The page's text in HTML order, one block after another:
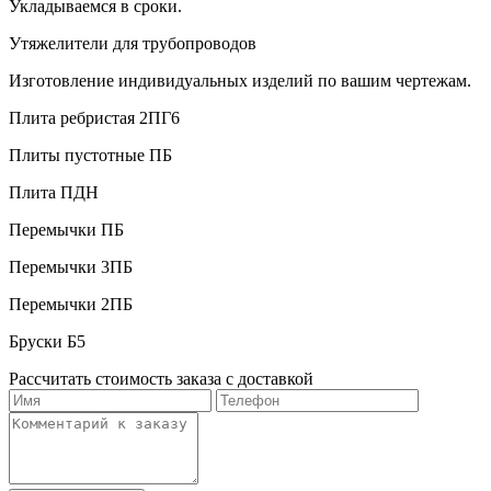
Укладываемся в сроки.
Утяжелители для трубопроводов
Изготовление индивидуальных изделий по вашим чертежам.
Плита ребристая 2ПГ6
Плиты пустотные ПБ
Плита ПДН
Перемычки ПБ
Перемычки 3ПБ
Перемычки 2ПБ
Бруски Б5
Рассчитать стоимость заказа с доставкой